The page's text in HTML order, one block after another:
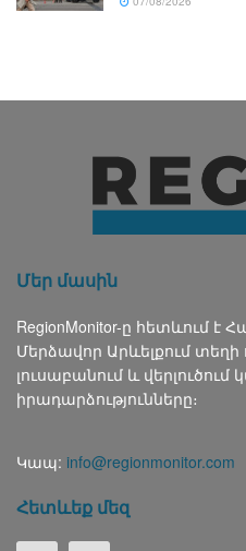
Մեր մասին
RegionMonitor-ը հետևում է
Մերձավոր Արևելքում տեղի
լուսաբանում և վերլուծում
իրադարձությունները։
Կապ: info@regionmonitor.com
Հետևեք մեզ